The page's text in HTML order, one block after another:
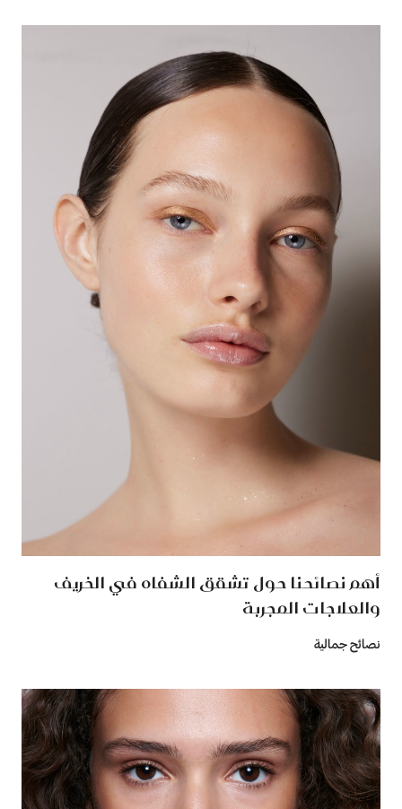
أهم نصائحنا حول تشقق الشفاه في الخريف
والعلاجات المجربة
نصائح جمالية